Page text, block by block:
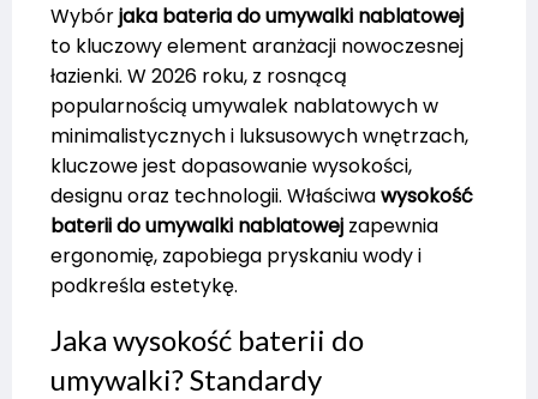
Wybórjaka bateria do umywalki nablatowej
to kluczowy element aranżacji nowoczesnej
łazienki. W 2026 roku, z rosnącą
popularnością umywalek nablatowych w
minimalistycznych i luksusowych wnętrzach,
kluczowe jest dopasowanie wysokości,
designu oraz technologii. Właściwawysokość
baterii do umywalki nablatowej zapewnia
ergonomię, zapobiega pryskaniu wody i
podkreśla estetykę.
Jaka wysokość baterii do
umywalki? Standardy